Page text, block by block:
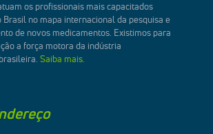
os profissionais mais capacitados
Brasil no mapa internacional da pesquisa e
de novos medicamentos. Existimos para
a força motora da indústria
Saiba mais.